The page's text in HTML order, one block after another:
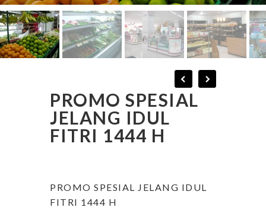
PROMO SPESIAL
JELANG IDUL
FITRI 1444 H
PROMO SPESIAL JELANG IDUL
FITRI 1444 H